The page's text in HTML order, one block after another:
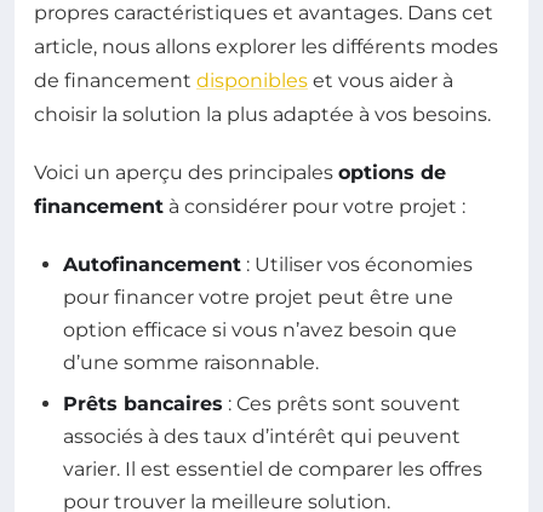
propres caractéristiques et avantages. Dans cet
article, nous allons explorer les différents modes
de financement disponibles et vous aider à
choisir la solution la plus adaptée à vos besoins.
Voici un aperçu des principales options de
financement à considérer pour votre projet :
Autofinancement : Utiliser vos économies
pour financer votre projet peut être une
option efficace si vous n’avez besoin que
d’une somme raisonnable.
Prêts bancaires : Ces prêts sont souvent
associés à des taux d’intérêt qui peuvent
varier. Il est essentiel de comparer les offres
pour trouver la meilleure solution.